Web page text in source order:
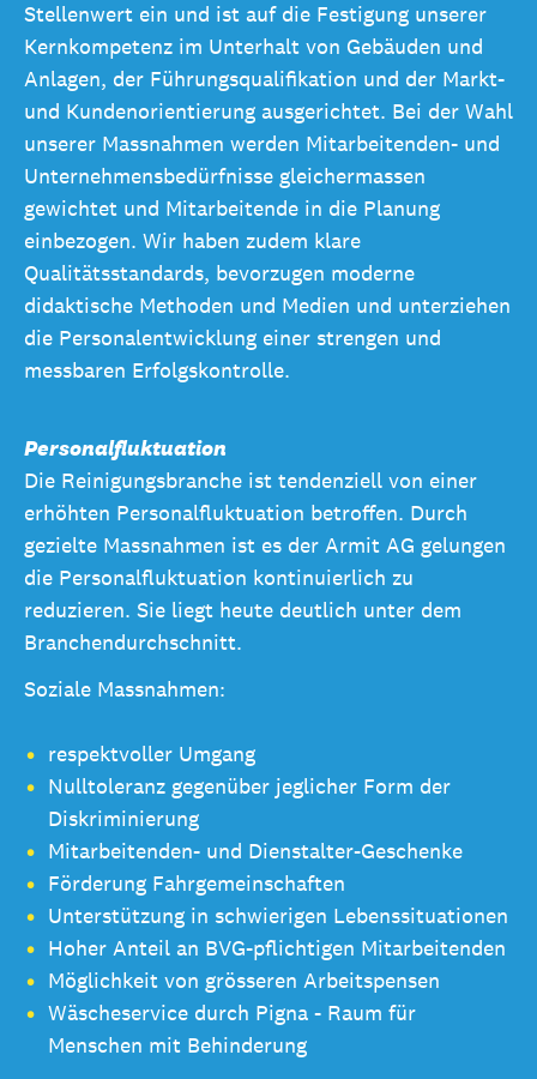
Stellenwert ein und ist auf die Festigung unserer
Kernkompetenz im Unterhalt von Gebäuden und
Anlagen, der Führungsqualifikation und der Markt-
und Kundenorientierung ausgerichtet. Bei der Wahl
unserer Massnahmen werden Mitarbeitenden- und
Unternehmensbedürfnisse gleichermassen
gewichtet und Mitarbeitende in die Planung
einbezogen. Wir haben zudem klare
Qualitätsstandards, bevorzugen moderne
didaktische Methoden und Medien und unterziehen
die Personalentwicklung einer strengen und
messbaren Erfolgskontrolle.
Personalfluktuation
Die Reinigungsbranche ist tendenziell von einer
erhöhten Personalfluktuation betroffen. Durch
gezielte Massnahmen ist es der Armit AG gelungen
die Personalfluktuation kontinuierlich zu
reduzieren. Sie liegt heute deutlich unter dem
Branchendurchschnitt.
Soziale Massnahmen:
respektvoller Umgang
Nulltoleranz gegenüber jeglicher Form der
Diskriminierung
Mitarbeitenden- und Dienstalter-Geschenke
Förderung Fahrgemeinschaften
Unterstützung in schwierigen Lebenssituationen
Hoher Anteil an BVG-pflichtigen Mitarbeitenden
Möglichkeit von grösseren Arbeitspensen
Wäscheservice durch Pigna - Raum für
Menschen mit Behinderung